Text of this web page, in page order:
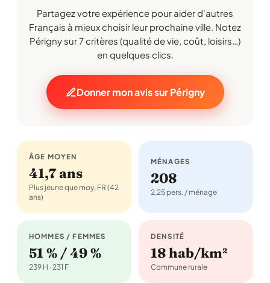
Partagez votre expérience pour aider d'autres
Français à mieux choisir leur prochaine ville. Notez
Périgny sur 7 critères (qualité de vie, coût, loisirs…)
en quelques clics.
Donner mon avis sur Périgny
ÂGE MOYEN
41,7 ans
Plus jeune que moy. FR (42
ans)
MÉNAGES
208
2,25 pers. / ménage
HOMMES / FEMMES
51 % / 49 %
239 H · 231 F
DENSITÉ
18 hab/km²
Commune rurale